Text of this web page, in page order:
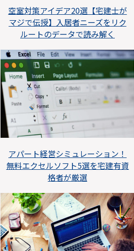
空室対策アイデア20選【宅建士が
マジで伝授】入居者ニーズをリク
ルートのデータで読み解く
アパート経営シミュレーション！
無料エクセルソフト5選を宅建有資
格者が厳選